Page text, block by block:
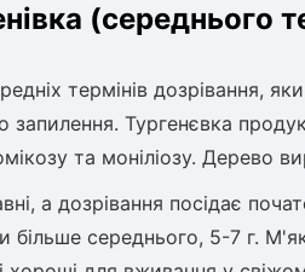
(середнього
термінів дозрівання,
Тургенєвка
та моніліозу. Дерево
а дозрівання посідає
більше середнього, 5-7 г.